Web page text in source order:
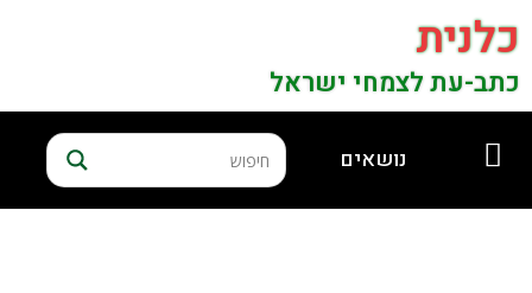
כלנית
כתב-עת לצמחי ישראל
נושאים